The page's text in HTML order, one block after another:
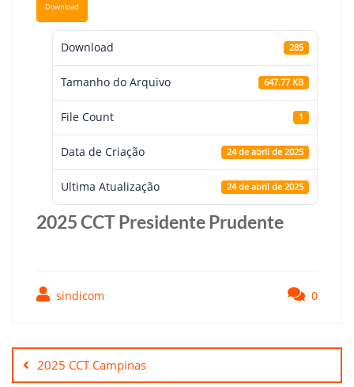
Download
Download 285
Tamanho do Arquivo 647.77 KB
File Count 1
Data de Criação 24 de abril de 2025
Ultima Atualização 24 de abril de 2025
2025 CCT Presidente Prudente
sindicom 0
de
Post2025 CCT Campinas